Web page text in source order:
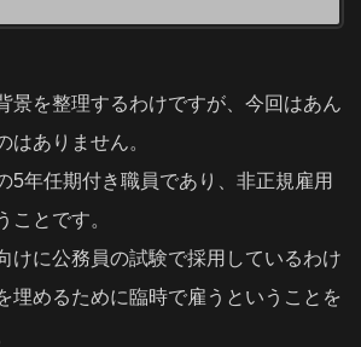
景を整理するわけですが、今回はあん
はありません。
5年任期付き職員であり、非正規雇用
ことです。
けに公務員の試験で採用しているわけ
埋めるために臨時で雇うということを